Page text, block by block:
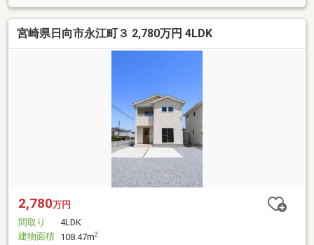
宮崎県日向市永江町３ 2,780万円 4LDK
2,780万円
間取り
4LDK
建物面積 108.47m2